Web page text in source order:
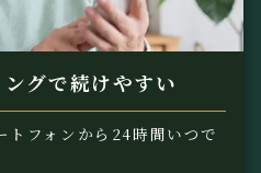
グで続けやすい
トフォンから24時間いつで